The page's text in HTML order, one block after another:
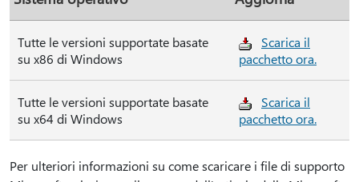
Tutte le versioni supportate basate
su x86 di Windows
Scarica il
pacchetto ora.
Tutte le versioni supportate basate
su x64 di Windows
Scarica il
pacchetto ora.
Per ulteriori informazioni su come scaricare i file di supporto